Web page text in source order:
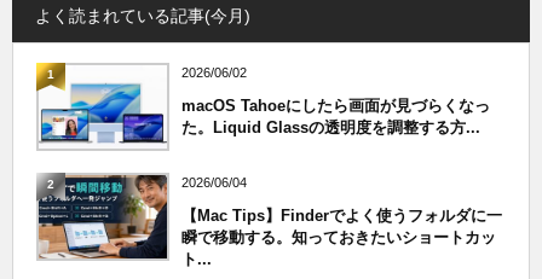
よく読まれている記事(今月)
1 2026/06/02
macOS Tahoeにしたら画面が見づらくなっ
た。Liquid Glassの透明度を調整する方...
2 2026/06/04
【Mac Tips】Finderでよく使うフォルダに一
瞬で移動する。知っておきたいショートカッ
ト...